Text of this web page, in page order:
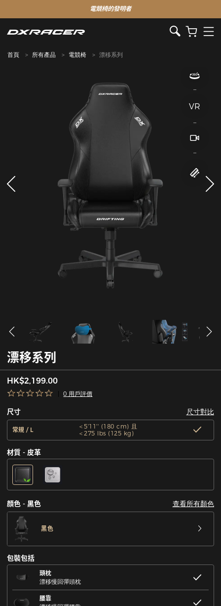
電競椅的發明者
首頁 所有產品 電競椅 漂移系列
VR
漂移系列
HK$2,199.00
0 用戶評價
尺寸 尺寸對比
常規 / L
＜5'11'' (180 cm) 且
＜275 lbs (125 kg)
材質 - 皮革
顔色 - 黑色 查看所有顏色
黑色
包裝包括
頭枕
漂移慢回彈頭枕
腰靠